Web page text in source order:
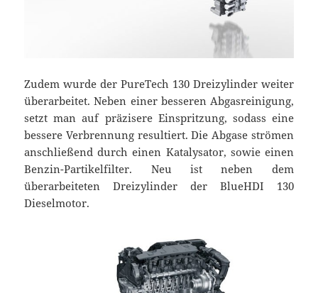
Zudem wurde der PureTech 130 Dreizylinder weiter
überarbeitet. Neben einer besseren Abgasreinigung,
setzt man auf präzisere Einspritzung, sodass eine
bessere Verbrennung resultiert. Die Abgase strömen
anschließend durch einen Katalysator, sowie einen
Benzin-Partikelfilter. Neu ist neben dem
überarbeiteten Dreizylinder der BlueHDI 130
Dieselmotor.